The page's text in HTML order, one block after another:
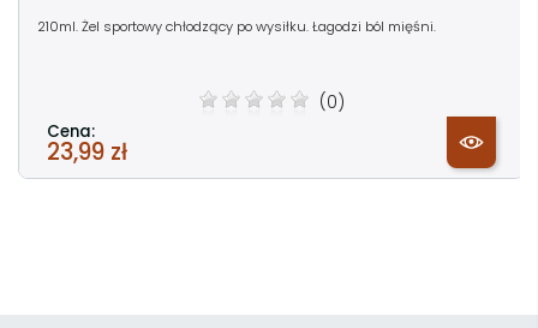
210ml. Żel sportowy chłodzący po wysiłku. Łagodzi ból mięśni.
(0)
Cena:
23,99 zł